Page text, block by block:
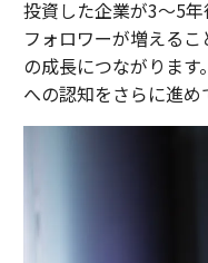
投資した企業が3〜5年
フォロワーが増える
の成長につながりま
への認知をさらに進め